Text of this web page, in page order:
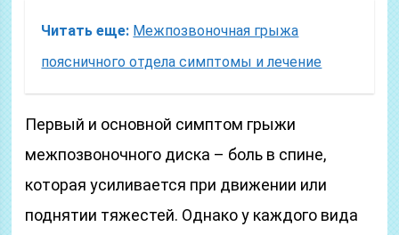
Читать еще: Межпозвоночная грыжа
поясничного отдела симптомы и лечение
Первый и основной симптом грыжи
межпозвоночного диска – боль в спине,
которая усиливается при движении или
поднятии тяжестей. Однако у каждого вида